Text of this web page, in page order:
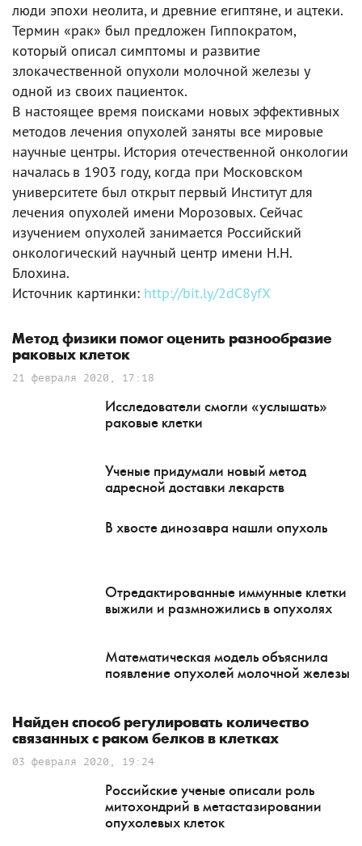
люди эпохи неолита, и древние египтяне, и ацтеки.
Термин «рак» был предложен Гиппократом,
который описал симптомы и развитие
злокачественной опухоли молочной железы у
одной из своих пациенток.
В настоящее время поисками новых эффективных
методов лечения опухолей заняты все мировые
научные центры. История отечественной онкологии
началась в 1903 году, когда при Московском
университете был открыт первый Институт для
лечения опухолей имени Морозовых. Сейчас
изучением опухолей занимается Российский
онкологический научный центр имени Н.Н.
Блохина.
Источник картинки: http://bit.ly/2dC8yfX
Метод физики помог оценить разнообразие
раковых клеток
21 февраля 2020, 17:18
Исследователи смогли «услышать»
раковые клетки
Ученые придумали новый метод
адресной доставки лекарств
В хвосте динозавра нашли опухоль
Отредактированные иммунные клетки
выжили и размножились в опухолях
Математическая модель объяснила
появление опухолей молочной железы
Найден способ регулировать количество
связанных с раком белков в клетках
03 февраля 2020, 19:24
Российские ученые описали роль
митохондрий в метастазировании
опухолевых клеток